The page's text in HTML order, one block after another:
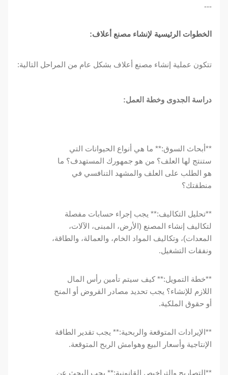
---
الخطوات الرئيسية لإنشاء مصنع أعلاف:
تتكون عملية إنشاء مصنع أعلاف بشكل عام من المراحل التالية:
دراسة الجدوى وخطة العمل:
**أبحاث السوق:** ما هي أنواع الحيوانات التي
ستنتج لها العلف؟ من هو جمهورك المستهدف؟ ما
هو الطلب على العلف والمشهد التنافسي في
منطقتك؟
**تحليل التكاليف:** يجب إجراء حسابات مفصلة
لتكاليف إنشاء المصنع (الأرض، المبنى، الآلات،
المعدات)، وتكاليف المواد الخام، والعمالة، والطاقة،
ونفقات التشغيل.
**خطة التمويل:** كيف سيتم تأمين رأس المال
اللازم للإنشاء؟ يجب تحديد مصادر القروض أو المنح
أو حقوق الملكية.
**الإيرادات المتوقعة والربحية:** يجب تقدير الطاقة
الإنتاجية وأسعار البيع وهوامش الربح المتوقعة.
**التصاريح والتراخيص القانونية:** يجب البحث عن